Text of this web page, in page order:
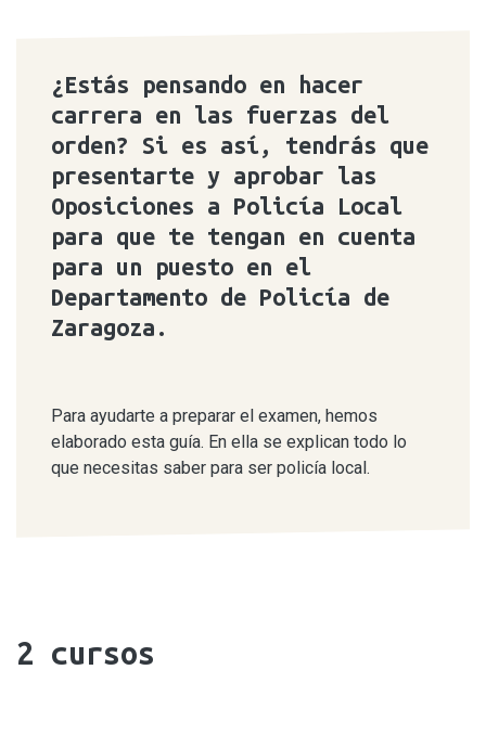
¿Estás pensando en hacer
carrera en las fuerzas del
orden? Si es así, tendrás que
presentarte y aprobar las
Oposiciones a Policía Local
para que te tengan en cuenta
para un puesto en el
Departamento de Policía de
Zaragoza.
Para ayudarte a preparar el examen, hemos
elaborado esta guía. En ella se explican todo lo
que necesitas saber para ser policía local.
2 cursos